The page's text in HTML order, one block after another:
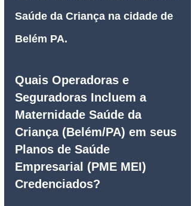
Saúde da Criança na cidade de
Belém PA.
Quais Operadoras e
Seguradoras Incluem a
Maternidade Saúde da
Criança (Belém/PA) em seus
Planos de Saúde
Empresarial (PME MEI)
Credenciados?